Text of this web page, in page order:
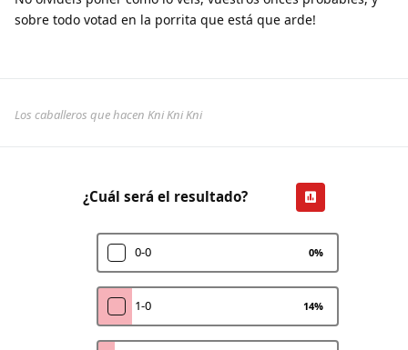
sobre todo votad en la porrita que está que arde!
Los caballeros que hacen Kni Kni Kni
¿Cuál será el resultado?
0-0 0%
1-0 14%